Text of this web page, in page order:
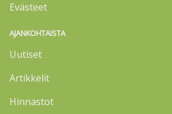
Evästeet
AJANKOHTAISTA
Uutiset
Artikkelit
Hinnastot